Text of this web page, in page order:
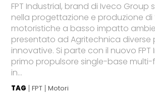
FPT Industrial, brand di Iveco Group
nella progettazione e produzione
motoristiche a basso impatto
presentato ad Agritechnica diverse
innovative. Si parte con il nuovo FPT
primo propulsore single-base
in...
TAG FPT Motori